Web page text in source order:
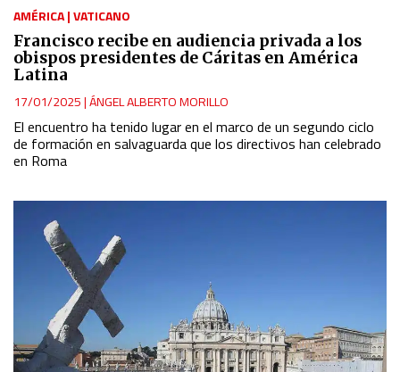
AMÉRICA|VATICANO
Francisco recibe en audiencia privada a los
obispos presidentes de Cáritas en América
Latina
17/01/2025|ÁNGEL ALBERTO MORILLO
El encuentro ha tenido lugar en el marco de un segundo ciclo
de formación en salvaguarda que los directivos han celebrado
en Roma